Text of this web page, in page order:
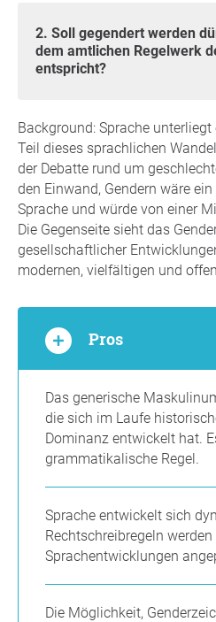
2. Soll gegendert werden dürfen, obwohl dies nicht
dem amtlichen Regelwerk
entspricht?
Background: Sprache
Teil dieses sprachlichen
der Debatte rund um
den Einwand, Gendern wäre
Sprache und würde von einer
Die Gegenseite sieht das
gesellschaftlicher
modernen, vielfältigen und
Pros
Das generische
die sich im Laufe
Dominanz entwickelt hat.
grammatikalische Regel.
Sprache entwickelt sich
Rechtschreibregeln
Sprachentwicklungen
Die Möglichkeit,